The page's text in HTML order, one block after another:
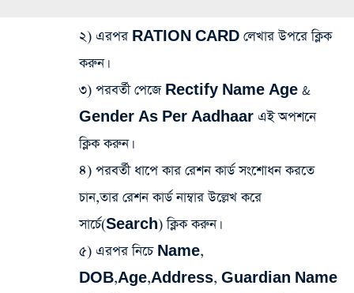
২) এরপর RATION CARD লেখার উপরে ক্লিক
করুন।
৩) পরবর্তী পেজে Rectify Name Age &
Gender As Per Aadhaar এই অপশনে
ক্লিক করুন।
৪) পরবর্তী ধাপে কার রেশন কার্ড সংশোধন করতে
চান,তার রেশন কার্ড নাম্বার উল্লেখ করে
সার্চে(Search) ক্লিক করুন।
৫) এরপর নিচে Name,
DOB,Age,Address, Guardian Name